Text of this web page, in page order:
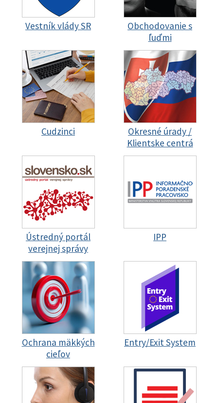
Vestník vlády SR
Obchodovanie s
ľuďmi
Cudzinci
Okresné úrady /
Klientske centrá
Ústredný portál
verejnej správy
IPP
Ochrana mäkkých
cieľov
Entry/Exit System